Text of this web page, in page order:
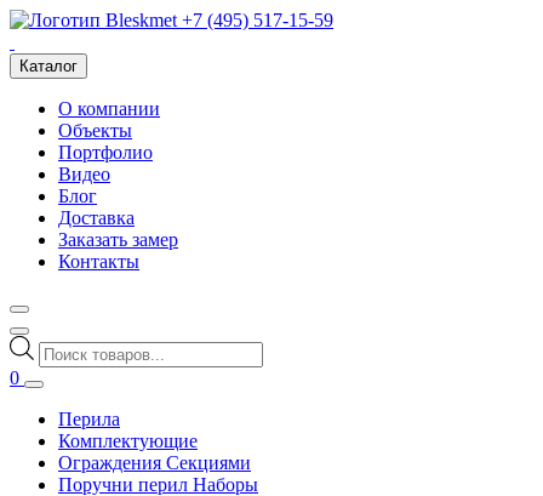
+7 (495) 517-15-59
Каталог
О компании
Объекты
Портфолио
Видео
Блог
Доставка
Заказать замер
Контакты
Поиск
товаров
0
Перила
Комплектующие
Ограждения Секциями
Поручни перил Наборы